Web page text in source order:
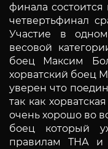
финала
четвертьфинал
Участие в
весовой
боец Максим
хорватский боец
уверен что
так как
очень хорошо во
боец который
правилам ТНА и